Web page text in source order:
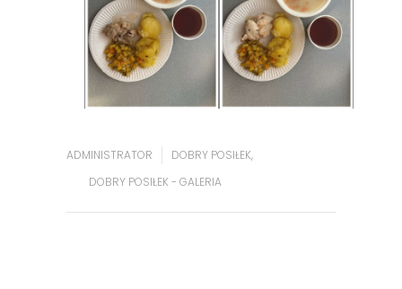
ADMINISTRATOR DOBRY POSIŁEK,
DOBRY POSIŁEK - GALERIA